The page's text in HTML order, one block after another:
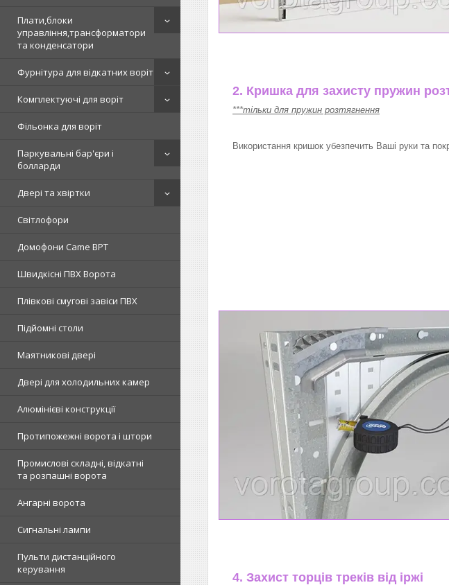
Плати,блоки
управління,трансформатори
та конденсатори
Фурнітура для відкатних воріт
Комплектуючі для воріт
Фільонка для воріт
Паркувальні бар'єри і
болларди
Двері та хвіртки
Світлофори
Домофони Came BPT
Швидкісні ПВХ Ворота
Плівкові смугові завіси ПВХ
Підйомні столи
Маятникові двері
Двері для холодильних камер
Алюмінієві конструкції
Протипожежні ворота і штори
Промислові складні, відкатні
та розпашні ворота
Ангарні ворота
Сигнальні лампи
Пульти дистанційного
керування
2. Кришка для захисту пружин
***тільки для пружин розтягнення
Використання кришок убезпечить Ваші руки та
4. Захист торців треків від іржі